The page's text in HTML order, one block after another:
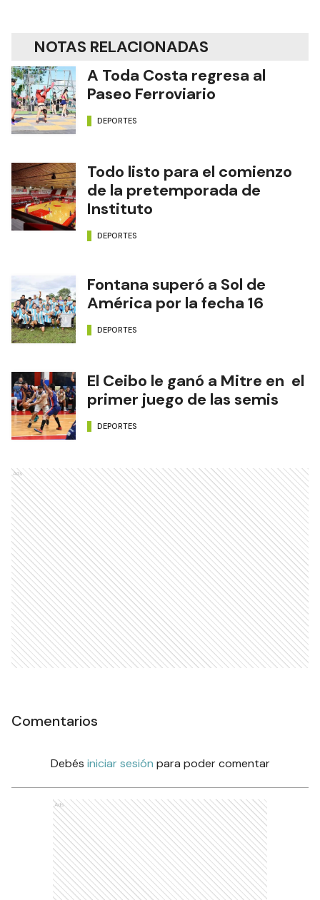
NOTAS RELACIONADAS
A Toda Costa regresa al
Paseo Ferroviario
DEPORTES
Todo listo para el comienzo
de la pretemporada de
Instituto
DEPORTES
Fontana superó a Sol de
América por la fecha 16
DEPORTES
El Ceibo le ganó a Mitre en el
primer juego de las semis
DEPORTES
Ads
Comentarios
Debés iniciar sesión para poder comentar
Ads